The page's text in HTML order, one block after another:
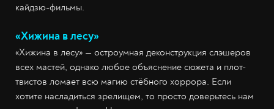
кайдзю-фильмы.
«Хижина в лесу»
«Хижина в лесу» — остроумная деконструкция слэшеров
всех мастей, однако любое объяснение сюжета и плот-
твистов ломает всю магию стёбного хоррора. Если
хотите насладиться зрелищем, то просто доверьтесь нам